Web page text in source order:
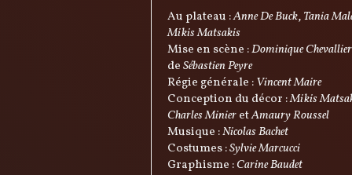
Au plateau :Anne De Buck,Tania
Mikis Matsakis
Mise en scène :Dominique Chevallier
deSébastien Peyre
Régie générale :Vincent Maire
Conception du décor :Mikis
Charles MinieretAmaury Roussel
Musique :Nicolas Bachet
Costumes :Sylvie Marcucci
Graphisme :Carine Baudet